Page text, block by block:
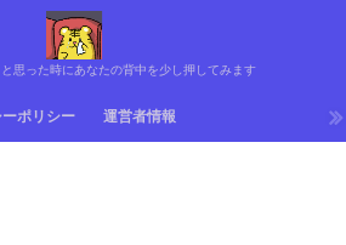
思った時にあなたの背中を少し押してみます
ポリシー 運営者情報